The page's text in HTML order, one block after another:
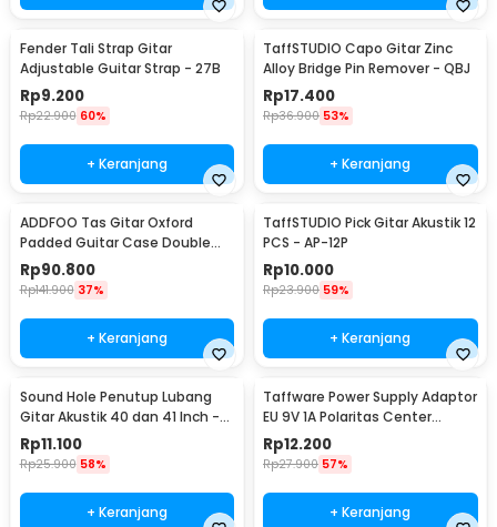
Fender Tali Strap Gitar
Adjustable Guitar Strap - 27B
Rp9.200
Rp22.900 60%
+ Keranjang
TaffSTUDIO Capo Gitar Zinc
Alloy Bridge Pin Remover - QBJ
Rp17.400
Rp36.900 53%
+ Keranjang
ADDFOO Tas Gitar Oxford
Padded Guitar Case Double
Strap Waterproof - ZH06501
Rp90.800
Rp141.900 37%
+ Keranjang
TaffSTUDIO Pick Gitar Akustik 12
PCS - AP-12P
Rp10.000
Rp23.900 59%
+ Keranjang
Sound Hole Penutup Lubang
Gitar Akustik 40 dan 41 Inch -
SH410
Rp11.100
Rp25.900 58%
+ Keranjang
Taffware Power Supply Adaptor
EU 9V 1A Polaritas Center
Positif - YErY-0910
Rp12.200
Rp27.900 57%
+ Keranjang